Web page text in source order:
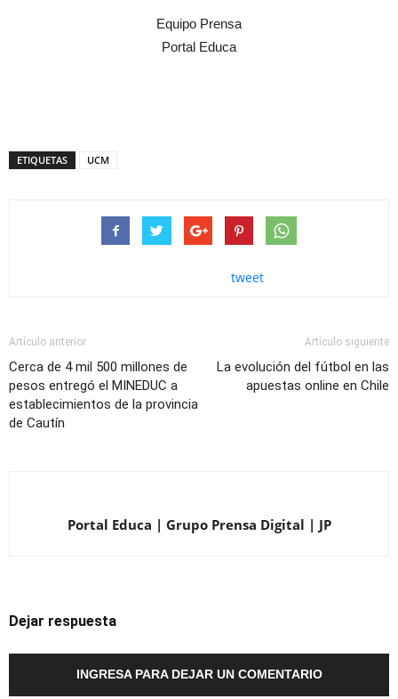
Equipo Prensa
Portal Educa
ETIQUETAS UCM
tweet
Artículo anterior
Cerca de 4 mil 500 millones de
pesos entregó el MINEDUC a
establecimientos de la provincia
de Cautín
Artículo siguiente
La evolución del fútbol en las
apuestas online en Chile
Portal Educa | Grupo Prensa Digital | JP
Dejar respuesta
INGRESA PARA DEJAR UN COMENTARIO